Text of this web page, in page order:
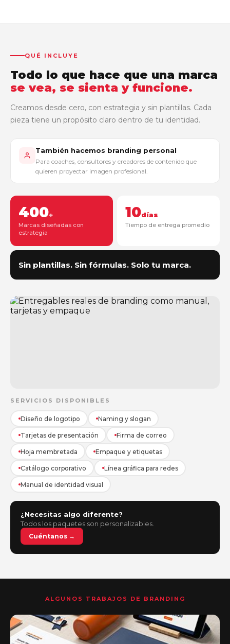
QUÉ INCLUYE
Todo lo que hace que una marca
se vea, se sienta y funcione.
Creamos desde cero, con estrategia y sin plantillas. Cada
pieza tiene un propósito claro dentro de tu identidad.
También hacemos branding personal
Para coaches, consultores y creadores de contenido que
quieren proyectar imagen profesional.
400+
Marcas diseñadas con
estrategia
10días
Tiempo de entrega promedio
Sin plantillas. Sin fórmulas. Solo tu marca.
SERVICIOS DISPONIBLES
Diseño de logotipo Naming y slogan
Tarjetas de presentación Firma de correo
Hoja membretada Empaque y etiquetas
Catálogo corporativo Línea gráfica para redes
Manual de identidad visual
¿Necesitas algo diferente?
Todos los paquetes son personalizables.
Cuéntanos →
ALGUNOS TRABAJOS DE BRANDING